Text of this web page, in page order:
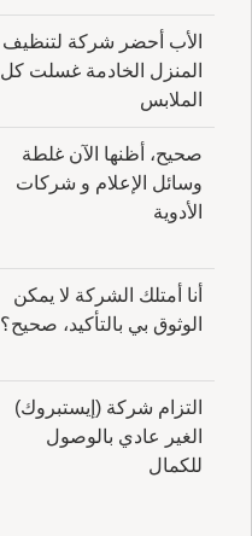
الأب أحضر شركة لتنظيف
المنزل الخادمة غسلت كل
الملابس
صحيح، أظنها الآن غلطة
وسائل الإعلام و شركات
الأدوية
أنا أمتلك الشركة لا يمكن
الوثوق بي بالتأكيد، صحيح؟
التزام شركة (إيستبروك)
الغير عادي بالوصول
للكمال